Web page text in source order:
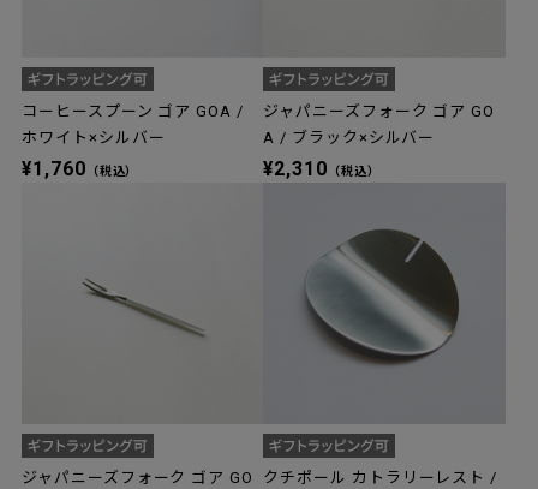
コーヒースプーン ゴア GOA /
ホワイト×シルバー
¥1,760 （税込）
ジャパニーズフォーク ゴア GO
A / ブラック×シルバー
¥2,310 （税込）
ジャパニーズフォーク ゴア GO
クチポール カトラリーレスト /